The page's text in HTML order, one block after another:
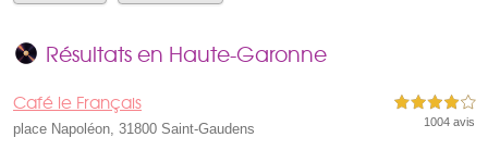
Résultats en Haute-Garonne
Café le Français
place Napoléon, 31800 Saint-Gaudens
4,0 étoiles sur 5
1004 avis